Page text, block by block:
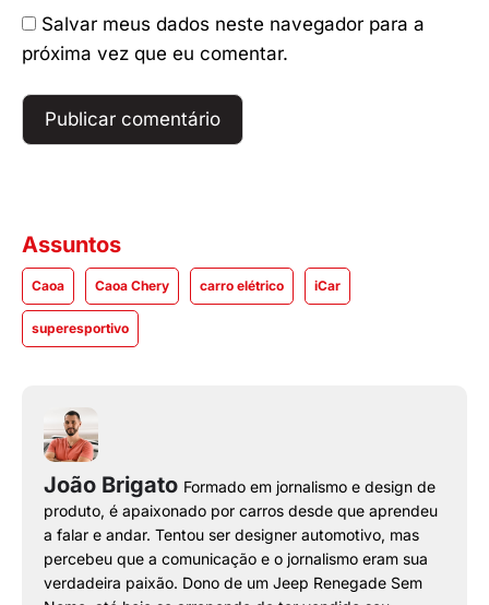
Salvar meus dados neste navegador para a
próxima vez que eu comentar.
Assuntos
Caoa Caoa Chery carro elétrico iCar
superesportivo
João Brigato Formado em jornalismo e design de
produto, é apaixonado por carros desde que aprendeu
a falar e andar. Tentou ser designer automotivo, mas
percebeu que a comunicação e o jornalismo eram sua
verdadeira paixão. Dono de um Jeep Renegade Sem